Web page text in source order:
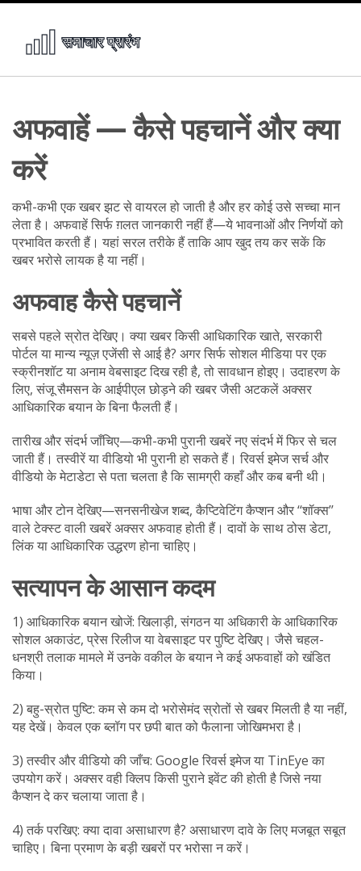
अफवाहें — कैसे पहचानें और क्या
करें
कभी-कभी एक खबर झट से वायरल हो जाती है और हर कोई उसे सच्चा मान
लेता है। अफवाहें सिर्फ ग़लत जानकारी नहीं हैं—ये भावनाओं और निर्णयों को
प्रभावित करती हैं। यहां सरल तरीके हैं ताकि आप खुद तय कर सकें कि
खबर भरोसे लायक है या नहीं।
अफवाह कैसे पहचानें
सबसे पहले स्रोत देखिए। क्या खबर किसी आधिकारिक खाते, सरकारी
पोर्टल या मान्य न्यूज़ एजेंसी से आई है? अगर सिर्फ सोशल मीडिया पर एक
स्क्रीनशॉट या अनाम वेबसाइट दिख रही है, तो सावधान होइए। उदाहरण के
लिए, संजू सैमसन के आईपीएल छोड़ने की खबर जैसी अटकलें अक्सर
आधिकारिक बयान के बिना फैलती हैं।
तारीख और संदर्भ जाँचिए—कभी-कभी पुरानी खबरें नए संदर्भ में फिर से चल
जाती हैं। तस्वीरें या वीडियो भी पुरानी हो सकते हैं। रिवर्स इमेज सर्च और
वीडियो के मेटाडेटा से पता चलता है कि सामग्री कहाँ और कब बनी थी।
भाषा और टोन देखिए—सनसनीखेज शब्द, कैप्टिवेटिंग कैप्शन और ‘‘शॉक्स’’
वाले टेक्स्ट वाली खबरें अक्सर अफवाह होती हैं। दावों के साथ ठोस डेटा,
लिंक या आधिकारिक उद्धरण होना चाहिए।
सत्यापन के आसान कदम
1) आधिकारिक बयान खोजें: खिलाड़ी, संगठन या अधिकारी के आधिकारिक
सोशल अकाउंट, प्रेस रिलीज या वेबसाइट पर पुष्टि देखिए। जैसे चहल-
धनश्री तलाक मामले में उनके वकील के बयान ने कई अफवाहों को खंडित
किया।
2) बहु-स्रोत पुष्टि: कम से कम दो भरोसेमंद स्रोतों से खबर मिलती है या नहीं,
यह देखें। केवल एक ब्लॉग पर छपी बात को फैलाना जोखिमभरा है।
3) तस्वीर और वीडियो की जाँच: Google रिवर्स इमेज या TinEye का
उपयोग करें। अक्सर वही क्लिप किसी पुराने इवेंट की होती है जिसे नया
कैप्शन दे कर चलाया जाता है।
4) तर्क परखिए: क्या दावा असाधारण है? असाधारण दावे के लिए मजबूत सबूत
चाहिए। बिना प्रमाण के बड़ी खबरों पर भरोसा न करें।